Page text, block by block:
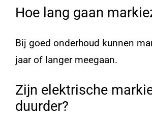
Hoe lang gaan
Bij goed onderhoud kunnen
jaar of langer meegaan.
Zijn elektrische
duurder?